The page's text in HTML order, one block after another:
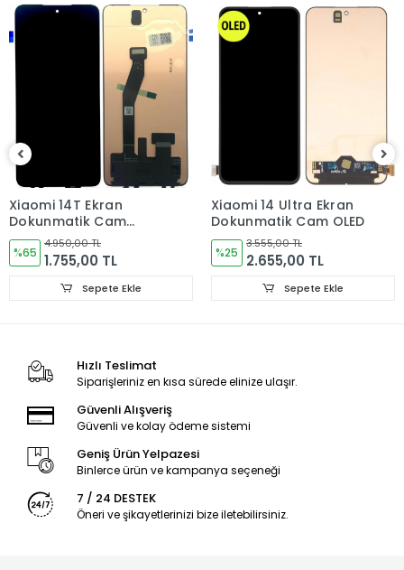
ekranı dışardan deneyiniz.) halde test ediniz.Sorun cıkarsa
Sorun yoksa Montajına Başlayın Sorumluluk Size aittir.
Montajı yapılmış,yapıştırılmış,kullanılmış ürünlerin iade ve
değişimi yoktur.
Ürün Değişimlerinde KARGO bedeli Bize aittir.Ürün
iadelerinde Kargo Bedelleri Müşteriye yansıtılır.
Ürün Değişimler "Garanti ve iade" Kısmını takip ediniz.
Ekran Türü ÇITASIZ
Xiaomi 14T Ekran
Dokunmatik Cam
ORJINAL
%65
4.950,00 TL
1.755,00 TL
Sepete Ekle
Xiaomi 14 Ultra Ekran
Dokunmatik Cam OLED
%25
3.555,00 TL
2.655,00 TL
Sepete Ekle
Hızlı Teslimat
Siparişleriniz en kısa sürede elinize ulaşır.
Güvenli Alışveriş
Güvenli ve kolay ödeme sistemi
Geniş Ürün Yelpazesi
Binlerce ürün ve kampanya seçeneği
7 / 24 DESTEK
Öneri ve şikayetlerinizi bize iletebilirsiniz.